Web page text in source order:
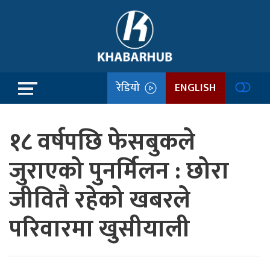
रेडियो ENGLISH
१८ वर्षपछि फेसबुकले
जुराएको पुनर्मिलन : छोरा
जीवितै रहेको खबरले
परिवारमा खुसीयाली